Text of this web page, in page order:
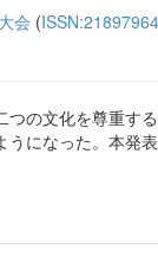
会 (ISSN:21897964
の文化を尊重す
になった。本発